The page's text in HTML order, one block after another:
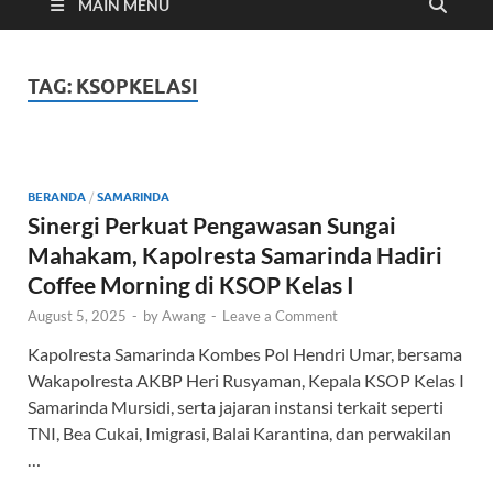
Cyber
MAIN MENU
TAG: KSOPKELASI
BERANDA / SAMARINDA
Sinergi Perkuat Pengawasan Sungai
Mahakam, Kapolresta Samarinda Hadiri
Coffee Morning di KSOP Kelas I
August 5, 2025 - byAwang - Leave a Comment
Kapolresta Samarinda Kombes Pol Hendri Umar, bersama
Wakapolresta AKBP Heri Rusyaman, Kepala KSOP Kelas I
Samarinda Mursidi, serta jajaran instansi terkait seperti
TNI, Bea Cukai, Imigrasi, Balai Karantina, dan perwakilan